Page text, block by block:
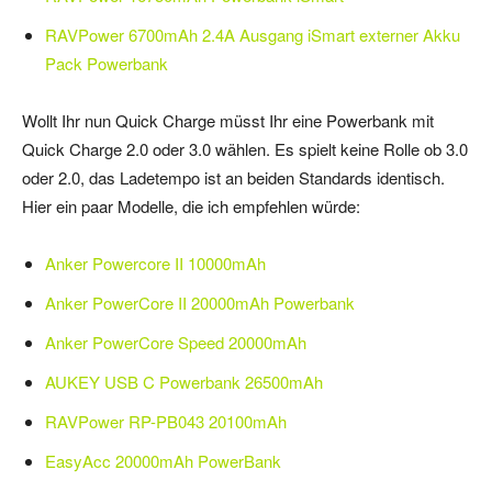
RAVPower 6700mAh 2.4A Ausgang iSmart externer Akku
Pack Powerbank
Wollt Ihr nun Quick Charge müsst Ihr eine Powerbank mit
Quick Charge 2.0 oder 3.0 wählen. Es spielt keine Rolle ob 3.0
oder 2.0, das Ladetempo ist an beiden Standards identisch.
Hier ein paar Modelle, die ich empfehlen würde:
Anker Powercore II 10000mAh
Anker PowerCore II 20000mAh Powerbank
Anker PowerCore Speed 20000mAh
AUKEY USB C Powerbank 26500mAh
RAVPower RP-PB043 20100mAh
EasyAcc 20000mAh PowerBank